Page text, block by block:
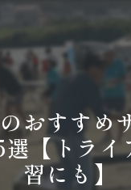
おすすめ
【トラ
習にも】